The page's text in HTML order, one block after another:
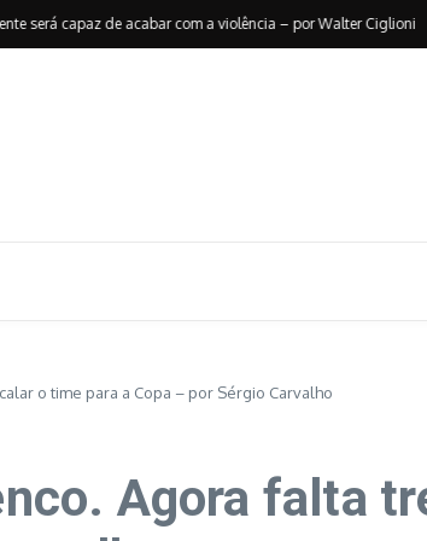
capaz de acabar com a violência – por Walter Ciglioni
o time para a Copa – por Sérgio Carvalho
Agora falta